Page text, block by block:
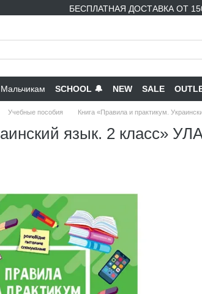
БЕСПЛАТНАЯ ДОСТАВКА ОТ
Мальчикам SCHOOL 🔔 NEW SALE
Учебные пособия Книга «Правила и практикум.
язык. 2 класс»